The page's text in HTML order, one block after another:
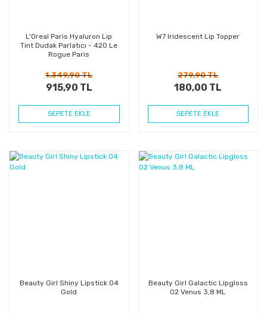
L'Oreal Paris Hyaluron Lip
Tint Dudak Parlatıcı - 420 Le
Rogue Paris
1.349,90 TL
915,90 TL
SEPETE EKLE
W7 Iridescent Lip Topper
279,90 TL
180,00 TL
SEPETE EKLE
Beauty Girl Shiny Lipstick 04
Gold
Beauty Girl Galactic Lipgloss
02 Venus 3,8 ML